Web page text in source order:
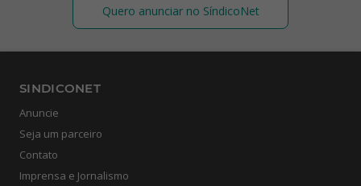
Quero anunciar no SíndicoNet
SINDICONET
Anuncie
Seja um parceiro
Contato
Imprensa e Jornalismo